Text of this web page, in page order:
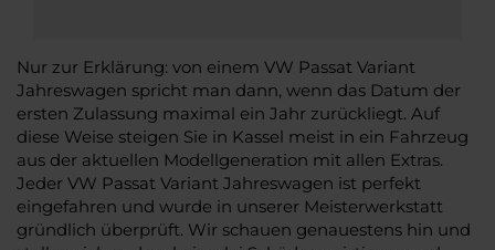
Nur zur Erklärung: von einem VW Passat Variant
Jahreswagen spricht man dann, wenn das Datum der
ersten Zulassung maximal ein Jahr zurückliegt. Auf
diese Weise steigen Sie in Kassel meist in ein Fahrzeug
aus der aktuellen Modellgeneration mit allen Extras.
Jeder VW Passat Variant Jahreswagen ist perfekt
eingefahren und wurde in unserer Meisterwerkstatt
gründlich überprüft. Wir schauen genauestens hin und